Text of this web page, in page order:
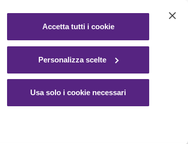
Accetta tutti i cookie
Personalizza scelte
Usa solo i cookie necessari